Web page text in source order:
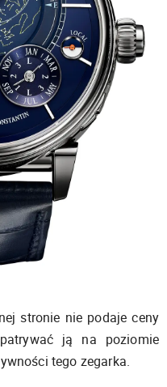
stronie nie podaje ceny
ją na poziomie
tego zegarka.